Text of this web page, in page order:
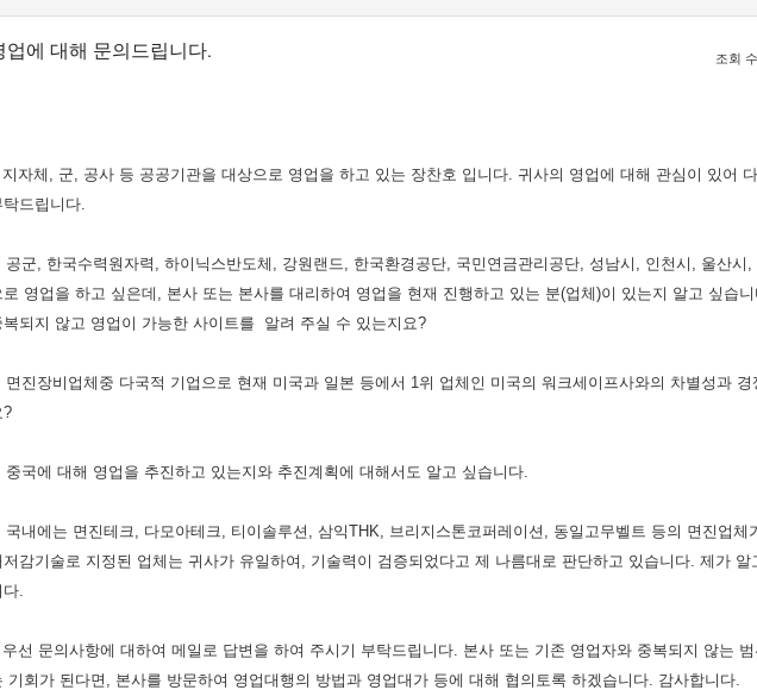
업에 대해 문의드립니다. 조회 수
자체, 군, 공사 등 공공기관을 대상으로 영업을 하고 있는 장찬호 입니다. 귀사의 영업에 대해 관심이 있어
탁드립니다.
공군, 한국수력원자력, 하이닉스반도체, 강원랜드, 한국환경공단, 국민연금관리공단, 성남시, 인천시, 울산시
로 영업을 하고 싶은데, 본사 또는 본사를 대리하여 영업을 현재 진행하고 있는 분(업체)이 있는지 알고 싶습
복되지 않고 영업이 가능한 사이트를 알려 주실 수 있는지요?
면진장비업체중 다국적 기업으로 현재 미국과 일본 등에서 1위 업체인 미국의 워크세이프사와의 차별성과
?
중국에 대해 영업을 추진하고 있는지와 추진계획에 대해서도 알고 싶습니다.
국내에는 면진테크, 다모아테크, 티이솔루션, 삼익THK, 브리지스톤코퍼레이션, 동일고무벨트 등의 면진업체
저감기술로 지정된 업체는 귀사가 유일하여, 기술력이 검증되었다고 제 나름대로 판단하고 있습니다. 제가
다.
선 문의사항에 대하여 메일로 답변을 하여 주시기 부탁드립니다. 본사 또는 기존 영업자와 중복되지 않는
기회가 된다면, 본사를 방문하여 영업대행의 방법과 영업대가 등에 대해 협의토록 하겠습니다. 감사합니다.